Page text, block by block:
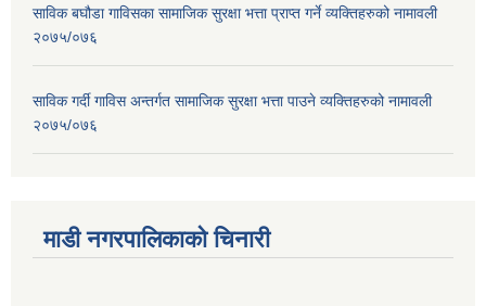
साविक बघौडा गाविसका सामाजिक सुरक्षा भत्ता प्राप्त गर्ने व्यक्तिहरुको नामावली
२०७५/०७६
साविक गर्दी गाविस अन्तर्गत सामाजिक सुरक्षा भत्ता पाउने व्यक्तिहरुको नामावली
२०७५/०७६
माडी नगरपालिकाको चिनारी